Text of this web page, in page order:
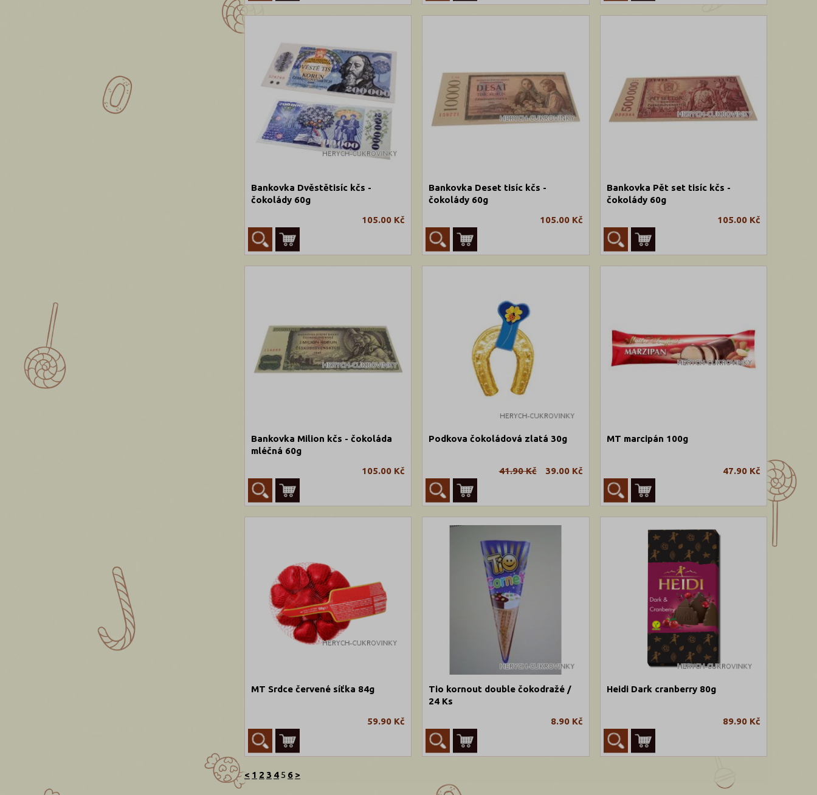
Bankovka Dvěstětisíc kčs -
čokolády 60g
105.00 Kč
Bankovka Deset tisíc kčs -
čokolády 60g
105.00 Kč
Bankovka Pět set tisíc kčs -
čokolády 60g
105.00 Kč
Bankovka Milion kčs - čokoláda
mléčná 60g
105.00 Kč
Podkova čokoládová zlatá 30g
41.90 Kč 39.00 Kč
MT marcipán 100g
47.90 Kč
MT Srdce červené síťka 84g
59.90 Kč
Tio kornout double čokodražé /
24 Ks
8.90 Kč
Heidi Dark cranberry 80g
89.90 Kč
< 1 2 3 4 5 6 >